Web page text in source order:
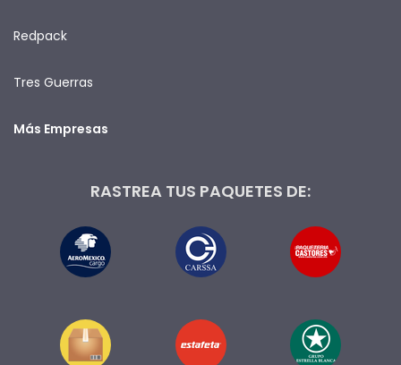
Redpack
Tres Guerras
Más Empresas
RASTREA TUS PAQUETES DE: